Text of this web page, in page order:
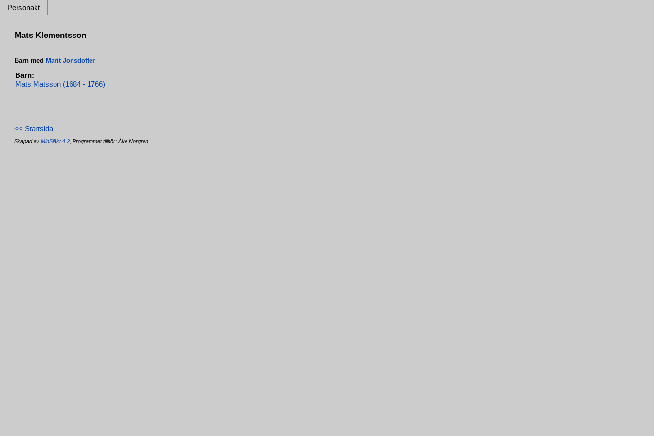
Personakt
Mats Klementsson
Barn medMarit Jonsdotter
Barn:
Mats Matsson (1684 - 1766)
<< Startsida
Skapad avMinSläkt 4.2 , Programmet tillhör: Åke Norgren